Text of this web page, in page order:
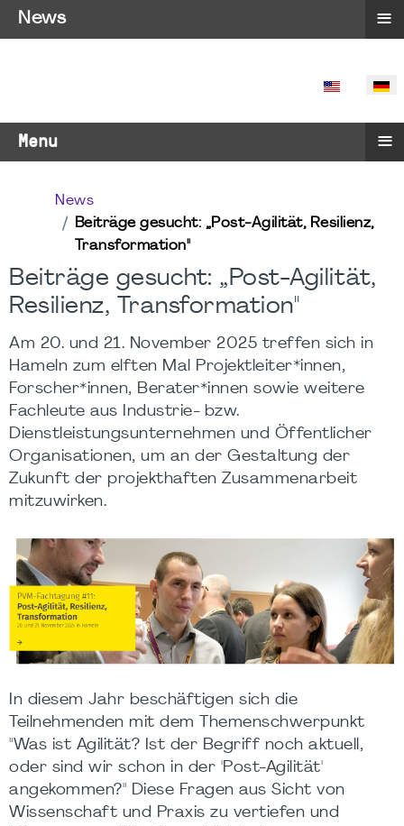
SPRACHE
Menu ≡
News
Beiträge gesucht: „Post-Agilität, Resilienz,
Transformation"
Beiträge gesucht: „Post-Agilität,
Resilienz, Transformation"
Am 20. und 21. November 2025 treffen sich in
Hameln zum elften Mal Projektleiter*innen,
Forscher*innen, Berater*innen sowie weitere
Fachleute aus Industrie- bzw.
Dienstleistungsunternehmen und Öffentlicher
Organisationen, um an der Gestaltung der
Zukunft der projekthaften Zusammenarbeit
mitzuwirken.
In diesem Jahr beschäftigen sich die
Teilnehmenden mit dem Themenschwerpunkt
"Was ist Agilität? Ist der Begriff noch aktuell,
oder sind wir schon in der 'Post-Agilität'
angekommen?" Diese Fragen aus Sicht von
Wissenschaft und Praxis zu vertiefen und
News ≡